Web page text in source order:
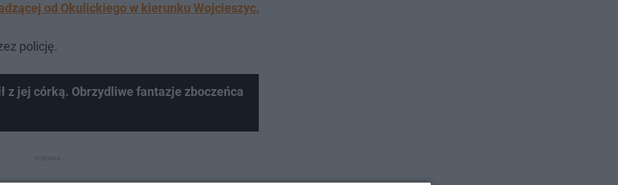
od Okulickiego w kierunku Wojcieszyc.
policję.
z jej córką. Obrzydliwe fantazje zboczeńca